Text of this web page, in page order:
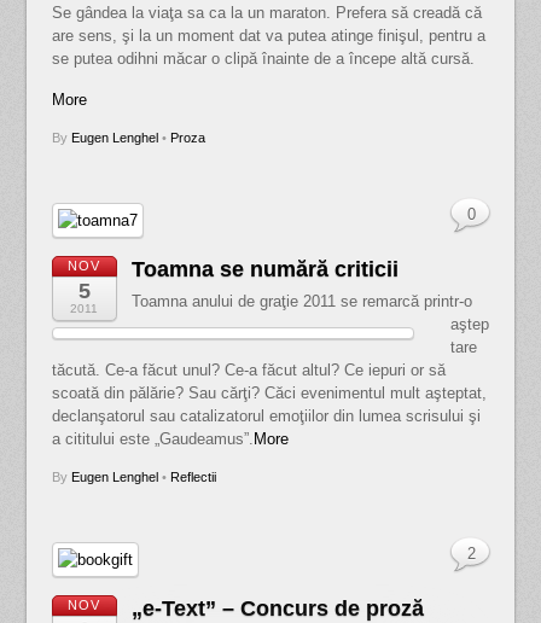
Se gândea la viaţa sa ca la un maraton. Prefera să creadă că
are sens, şi la un moment dat va putea atinge finişul, pentru a
se putea odihni măcar o clipă înainte de a începe altă cursă.
More
By Eugen Lenghel• Proza
NOV
5
2011
Toamna se numără criticii
Toamna anului de graţie 2011 se remarcă printr-o
aştep
tare
tăcută. Ce-a făcut unul? Ce-a făcut altul? Ce iepuri or să
scoată din pălărie? Sau cărţi? Căci evenimentul mult aşteptat,
declanşatorul sau catalizatorul emoţiilor din lumea scrisului şi
a cititului este „Gaudeamus”. More
By Eugen Lenghel• Reflectii
0
NOV
„e-Text” – Concurs de proză
2